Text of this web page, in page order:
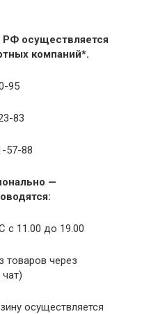
осуществляется
компаний*.
95
83
57-88
—
11.00 до 19.00
товаров через
осуществляется